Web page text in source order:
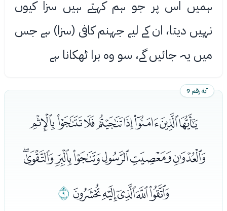
ہمیں اس پر جو ہم کہتے ہیں سزا کیوں
نہیں دیتا، ان کے لیے جہنم کافی (سزا) ہے جس
میں یہ جائیں گے، سو وه برا ٹھکانا ہے
آية رقم 9
ﮮﮯﮰﮱﯓﯔﯕﯖ
ﯗﯘﯙﯚﯛﯜﯝ
ﯞﯟﯠﯡﯢﯣ